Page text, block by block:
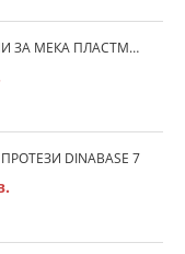
КАРТУШИ ПРАЗНИ ЗА МЕКА ПЛАСТМАСА
DINABASE 7